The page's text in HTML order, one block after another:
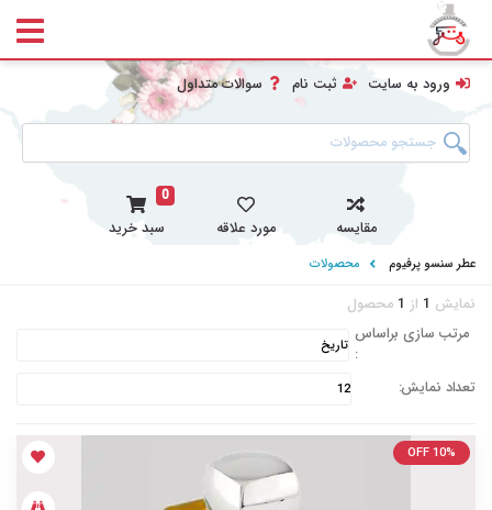
ورود به سایت ثبت نام سوالات متداول
مقایسه مورد علاقه
0
سبد خرید
عطر سنسو پرفیوم محصولات
نمایش 1 از 1 محصول
مرتب سازی براساس
:
تعداد نمایش:
OFF 10%